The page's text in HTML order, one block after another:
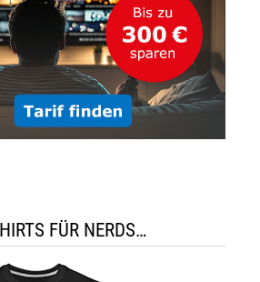
FÜR NERDS…